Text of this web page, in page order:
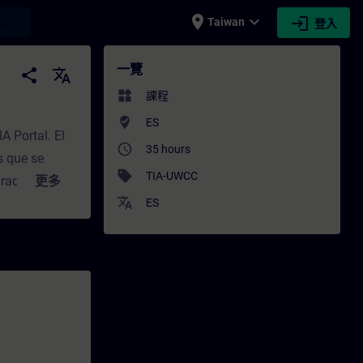
place Taiwan expand_more login 登入
share
translate
Portal. El
que se
de
nuevos
更多
一覽
widgets 課程
where_to_vote ES
access_time 35 hours
sell TIA-UWCC
translate ES